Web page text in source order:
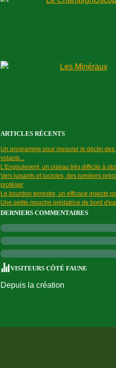
ARTICLES RÉCENTS
Un programme pour mesurer le déclin des
volants...
L'Engoulevent, un oiseau très difficile à
Vers luisants et lucioles, des lumières
protéger
Le bourdon terrestre, un efficace insecte
Une petite mouche prédatrice de bord
DERNIERS COMMENTAIRES
VISITEURS CÔTÉ FAUNE
Depuis la création